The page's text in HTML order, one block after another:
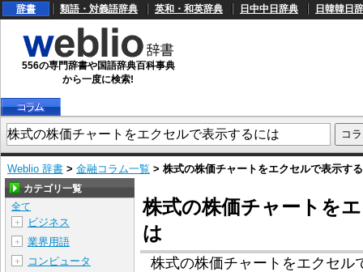
辞書 類語・対義語辞典 英和・和英辞典 日中中日辞典 日韓韓日
556の専門辞書や国語辞典百科事典
から一度に検索!
Weblio 辞書 > 金融コラム一覧 > 株式の株価チャートをエクセルで表示す
株式の株価チャートを
は
株式の株価チャートをエクセル
カテゴリ一覧
全て
＋
ビジネス
＋ 業界用語
＋ コンピュータ